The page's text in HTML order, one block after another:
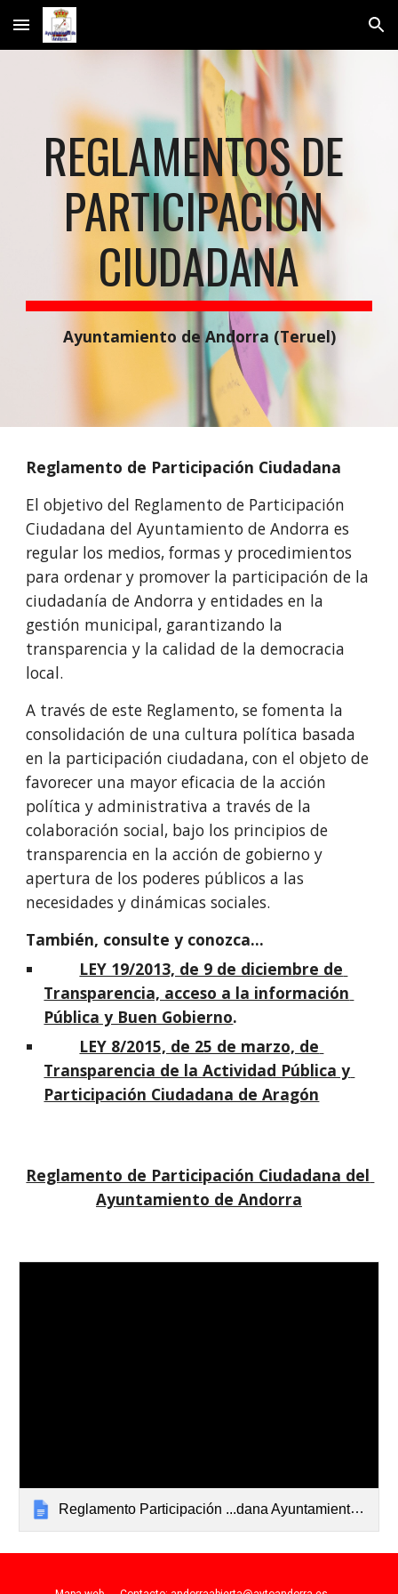
Skip to main content Skip to navigation
REGLAMENTOS DE
PARTICIPACIÓN
CIUDADANA
Ayuntamiento de Andorra (Teruel)
Reglamento de Participación Ciudadana
El objetivo del Reglamento de Participación
Ciudadana del Ayuntamiento de Andorra es
regular los medios, formas y procedimientos
para ordenar y promover la participación de la
ciudadanía de Andorra y entidades en la
gestión municipal, garantizando la
transparencia y la calidad de la democracia
local.
A través de este Reglamento, se fomenta la
consolidación de una cultura política basada
en la participación ciudadana, con el objeto de
favorecer una mayor eficacia de la acción
política y administrativa a través de la
colaboración social, bajo los principios de
transparencia en la acción de gobierno y
apertura de los poderes públicos a las
necesidades y dinámicas sociales.
También, consulte y conozca...
LEY 19/2013, de 9 de diciembre de
Transparencia, acceso a la información
Pública y Buen Gobierno.
LEY 8/2015, de 25 de marzo, de
Transparencia de la Actividad Pública y
Participación Ciudadana de Aragón
Reglamento de Participación Ciudadana del
Ayuntamiento de Andorra
Reglamento Participación ...dana Ayuntamiento Andorra